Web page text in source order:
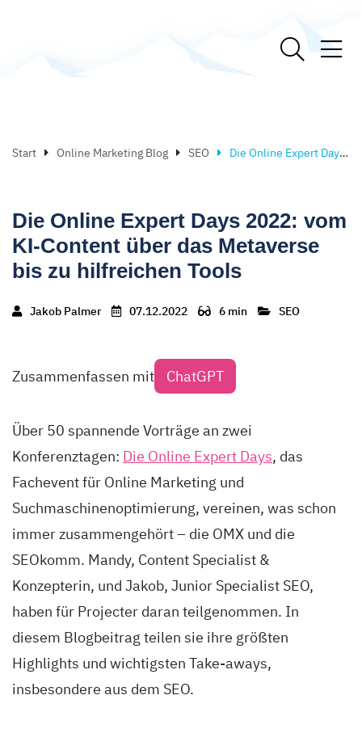
Start Online Marketing Blog SEO Die Online Expert Days 2022: vom KI-Content über das Metaverse bis zu hilfreichen Tools
Die Online Expert Days 2022: vom
KI-Content über das Metaverse
bis zu hilfreichen Tools
Jakob Palmer 07.12.2022 6 min SEO
Zusammenfassen mit ChatGPT
Über 50 spannende Vorträge an zwei
Konferenztagen: Die Online Expert Days, das
Fachevent für Online Marketing und
Suchmaschinenoptimierung, vereinen, was schon
immer zusammengehört – die OMX und die
SEOkomm. Mandy, Content Specialist &
Konzepterin, und Jakob, Junior Specialist SEO,
haben für Projecter daran teilgenommen. In
diesem Blogbeitrag teilen sie ihre größten
Highlights und wichtigsten Take-aways,
insbesondere aus dem SEO.